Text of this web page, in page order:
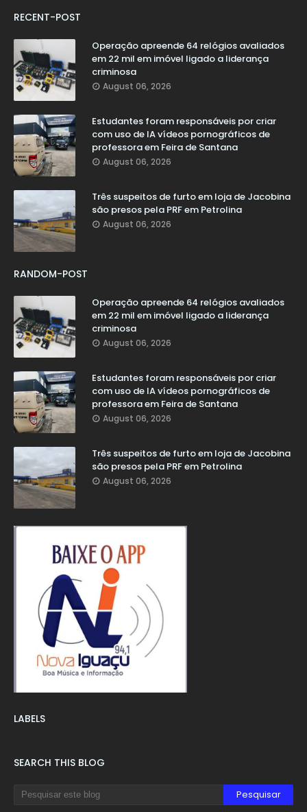
RECENT-POST
Operação apreende 64 relógios avaliados
em 22 mil em imóvel ligado a liderança
criminosa
August 06, 2026
Estudantes foram responsáveis por criar
com uso de IA vídeos pornográficos de
professora em Feira de Santana
August 06, 2026
Três suspeitos de furto em loja de Jacobina
são presos pela PRF em Petrolina
August 06, 2026
RANDOM-POST
Operação apreende 64 relógios avaliados
em 22 mil em imóvel ligado a liderança
criminosa
August 06, 2026
Estudantes foram responsáveis por criar
com uso de IA vídeos pornográficos de
professora em Feira de Santana
August 06, 2026
Três suspeitos de furto em loja de Jacobina
são presos pela PRF em Petrolina
August 06, 2026
LABELS
SEARCH THIS BLOG